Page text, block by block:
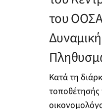
του
Κατά τη
τοποθέτησής